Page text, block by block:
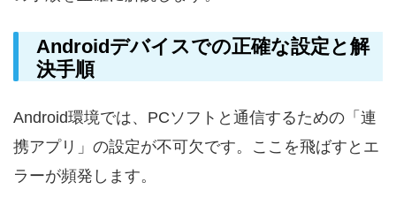
Androidデバイスでの正確な設定と解
決手順
Android環境では、PCソフトと通信するための「連
携アプリ」の設定が不可欠です。ここを飛ばすとエ
ラーが頻発します。